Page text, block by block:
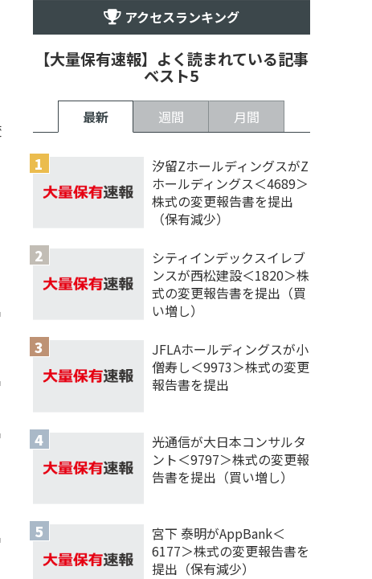
アクセスランキング
【大量保有速報】よく読まれている記事
ベスト5
最新 週間 月間
汐留ZホールディングスがZ
ホールディングス＜4689＞
株式の変更報告書を提出
（保有減少）
シティインデックスイレブ
ンスが西松建設＜1820＞株
式の変更報告書を提出（買
い増し）
JFLAホールディングスが小
僧寿し＜9973＞株式の変更
報告書を提出
光通信が大日本コンサルタ
ント＜9797＞株式の変更報
告書を提出（買い増し）
宮下 泰明がAppBank＜
6177＞株式の変更報告書を
提出（保有減少）